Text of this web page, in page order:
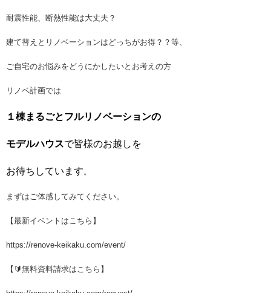
耐震性能、断熱性能は大丈夫？
建て替えとリノベーションはどっちがお得？？等、
ご自宅のお悩みをどうにかしたいとお考えの方
リノベ計画では
１棟まるごとフルリノベーションの
モデルハウスで皆様のお越しを
お待ちしています 。
まずはご体感してみてください。
【最新イベントはこちら】
https://renove-keikaku.com/event/
【🔰無料資料請求はこちら】